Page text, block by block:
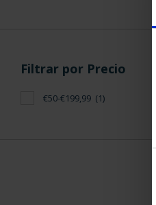
Filtrar por Precio
€50-€199,99 (1)